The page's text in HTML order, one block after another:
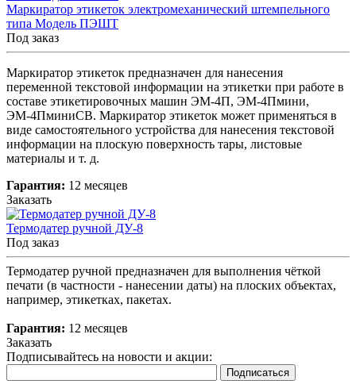
Маркиратор этикеток электромеханический штемпельного
типа Модель ПЭШТ
Под заказ
Маркиратор этикеток предназначен для нанесения
переменной текстовой информации на этикетки при работе в
составе этикетировочных машин ЭМ-4П, ЭМ-4Пмини,
ЭМ-4ПминиСВ. Маркиратор этикеток может применяться в
виде самостоятельного устройства для нанесения текстовой
информации на плоскую поверхность тары, листовые
материалы и т. д.
Гарантия: 12 месяцев
Заказать
Термодатер ручной ДУ-8
Под заказ
Термодатер ручной предназначен для выполнения чёткой
печати (в частности - нанесении даты) на плоских объектах,
например, этикетках, пакетах.
Гарантия: 12 месяцев
Заказать
Подписывайтесь на новости и акции: